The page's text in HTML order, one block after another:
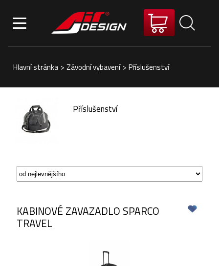
Hlavní stránka > Závodní vybavení > Příslušenství
Příslušenství
KABINOVÉ ZAVAZADLO SPARCO
TRAVEL